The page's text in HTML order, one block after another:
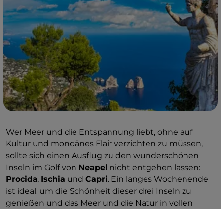
Wer Meer und die Entspannung liebt, ohne auf
Kultur und mondänes Flair verzichten zu müssen,
sollte sich einen Ausflug zu den wunderschönen
Inseln im Golf von Neapel nicht entgehen lassen:
Procida, Ischia und Capri. Ein langes Wochenende
ist ideal, um die Schönheit dieser drei Inseln zu
genießen und das Meer und die Natur in vollen